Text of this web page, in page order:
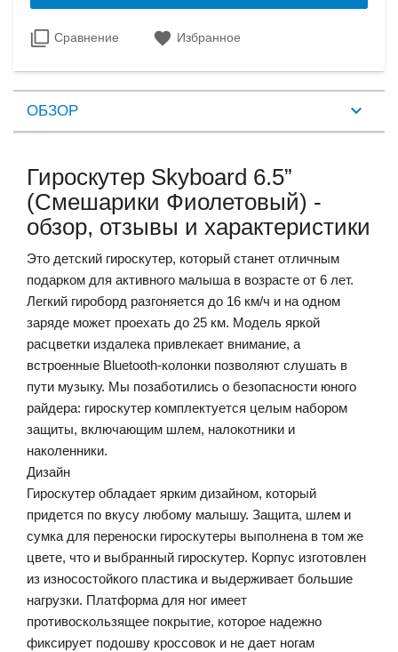
Сравнение Избранное
ОБЗОР
Гироскутер Skyboard 6.5”
(Смешарики Фиолетовый) -
обзор, отзывы и характеристики
Это детский гироскутер, который станет отличным
подарком для активного малыша в возрасте от 6 лет.
Легкий гироборд разгоняется до 16 км/ч и на одном
заряде может проехать до 25 км. Модель яркой
расцветки издалека привлекает внимание, а
встроенные Bluetooth-колонки позволяют слушать в
пути музыку. Мы позаботились о безопасности юного
райдера: гироскутер комплектуется целым набором
защиты, включающим шлем, налокотники и
наколенники.
Дизайн
Гироскутер обладает ярким дизайном, который
придется по вкусу любому малышу. Защита, шлем и
сумка для переноски гироскутеры выполнена в том же
цвете, что и выбранный гироскутер. Корпус изготовлен
из износостойкого пластика и выдерживает большие
нагрузки. Платформа для ног имеет
противоскользящее покрытие, которое надежно
фиксирует подошву кроссовок и не дает ногам